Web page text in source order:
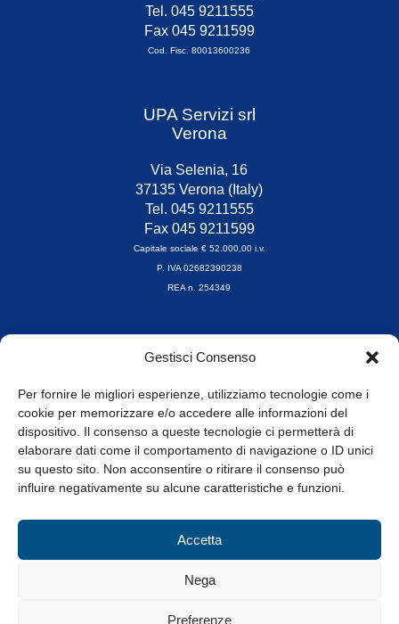
Gestisci Consenso
Per fornire le migliori esperienze, utilizziamo tecnologie come i
cookie per memorizzare e/o accedere alle informazioni del
dispositivo. Il consenso a queste tecnologie ci permetterà di
elaborare dati come il comportamento di navigazione o ID unici
su questo sito. Non acconsentire o ritirare il consenso può
influire negativamente su alcune caratteristiche e funzioni.
Accetta
Nega
Preferenze
Tel. 045 9211555
Fax 045 9211599
Cod. Fisc. 80013600236
UPA Servizi srl
Verona
Via Selenia, 16
37135 Verona (Italy)
Tel. 045 9211555
Fax 045 9211599
Capitale sociale € 52.000,00 i.v.
P. IVA 02682390238
REA n. 254349
Orari di apertura
8.30-13.00 / 14.00-17.30
Whistleblowing
© Tutti i diritti riservati
Privacy Policy e Cookie|Informativa Cookie